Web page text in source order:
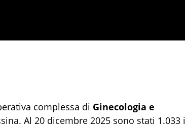
complessa di Ginecologia e
Al 20 dicembre 2025 sono stati 1.033 i